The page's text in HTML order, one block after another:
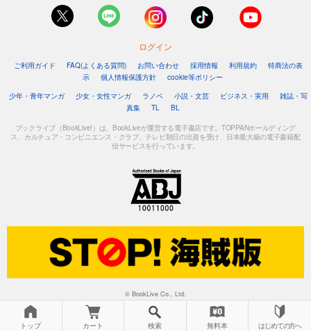
ログイン
ご利用ガイド FAQ(よくある質問) お問い合わせ 採用情報 利用規約
特商法の表
示
個人情報保護方針
cookie等ポリシー
少年・青年マンガ
少女・女性マンガ ラノベ 小説・文芸 ビジネス・実用
雑誌・写
真集
TL BL
ブックライブ（BookLive!）は、BookLiveが運営する電子書店です。TOPPANホールディング
ス、カルチュア・コンビニエンス・クラブ、テレビ朝日の出資を受け、日本最大級の電子書籍配
信サービスを行っています。
© BookLive Co., Ltd.
トップ カート 検索 無料本 はじめての方へ